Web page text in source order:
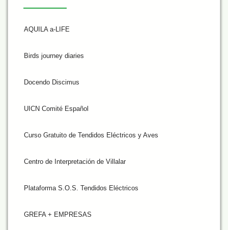
AQUILA a-LIFE
Birds journey diaries
Docendo Discimus
UICN Comité Español
Curso Gratuito de Tendidos Eléctricos y Aves
Centro de Interpretación de Villalar
Plataforma S.O.S. Tendidos Eléctricos
GREFA + EMPRESAS